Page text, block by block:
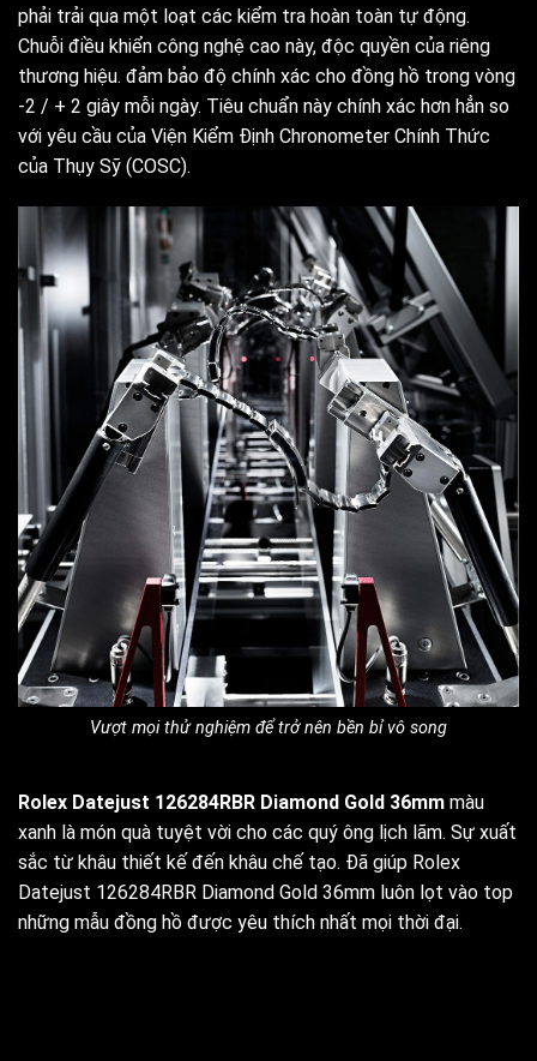
phải trải qua một loạt các kiểm tra hoàn toàn tự động.
Chuỗi điều khiển công nghệ cao này, độc quyền của riêng
thương hiệu. đảm bảo độ chính xác cho đồng hồ trong vòng
-2 / + 2 giây mỗi ngày. Tiêu chuẩn này chính xác hơn hẳn so
với yêu cầu của Viện Kiểm Định Chronometer Chính Thức
của Thụy Sỹ (COSC).
Vượt mọi thử nghiệm để trở nên bền bỉ vô song
Rolex Datejust 126284RBR Diamond Gold 36mm màu
xanh là món quà tuyệt vời cho các quý ông lịch lãm. Sự xuất
sắc từ khâu thiết kế đến khâu chế tạo. Đã giúp Rolex
Datejust 126284RBR Diamond Gold 36mm luôn lọt vào top
những mẫu đồng hồ được yêu thích nhất mọi thời đại.